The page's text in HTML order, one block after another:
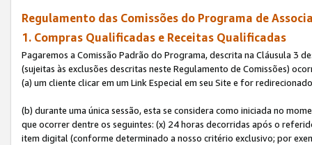
Regulamento das Comissões do Programa de
1. Compras Qualificadas e Receitas Qualificadas
Pagaremos a Comissão Padrão do Programa, descrita na Cláusula 3
(sujeitas às exclusões descritas neste Regulamento de Comissões)
(a) um cliente clicar em um Link Especial em seu Site e for
(b) durante uma única sessão, esta se considera como iniciada no
que ocorrer dentre os seguintes: (x) 24 horas decorridas após o
item digital (conforme determinado a nosso critério exclusivo; por